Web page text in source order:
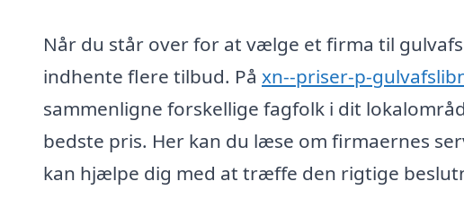
Når du står over for at vælge et firma til
indhente flere tilbud. På xn--priser-p-
sammenligne forskellige fagfolk i dit
bedste pris. Her kan du læse om firmaernes
kan hjælpe dig med at træffe den rigtige